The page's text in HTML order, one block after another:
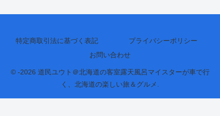
特定商取引法に基づく表記
プライバシーポリシー
お問い合わせ
© -2026 道民ユウト＠北海道の客室露天風呂マイスターが車で行
く、北海道の楽しい旅＆グルメ.